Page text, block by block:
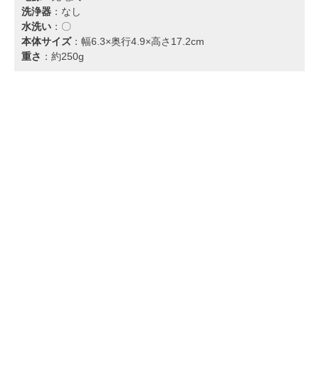
洗浄器 ：なし
水洗い ：〇
本体サイズ：幅6.3×奥行4.9×高さ17.2cm
重さ ：約250g